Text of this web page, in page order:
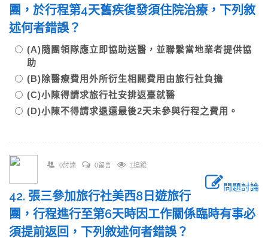
團，於行程第4天舊疾復發須住院治療，下列敘
述何者錯誤？
(A)隨團領隊應立即協助送醫，並聯繫當地業者提供協
助
(B)除醫療費用外所衍生相關費用由旅行社負擔
(C)小陳得請求旅行社安排返臺就醫
(D)小陳不得請求退還最後2天未參與行程之費用。
0討論 0留言 1追蹤
問題討論
42. 張三參加旅行社美西8日遊旅行
團，行程進行至第6天時因工作關係臨時有事必
須提前返回，下列敘述何者錯誤？